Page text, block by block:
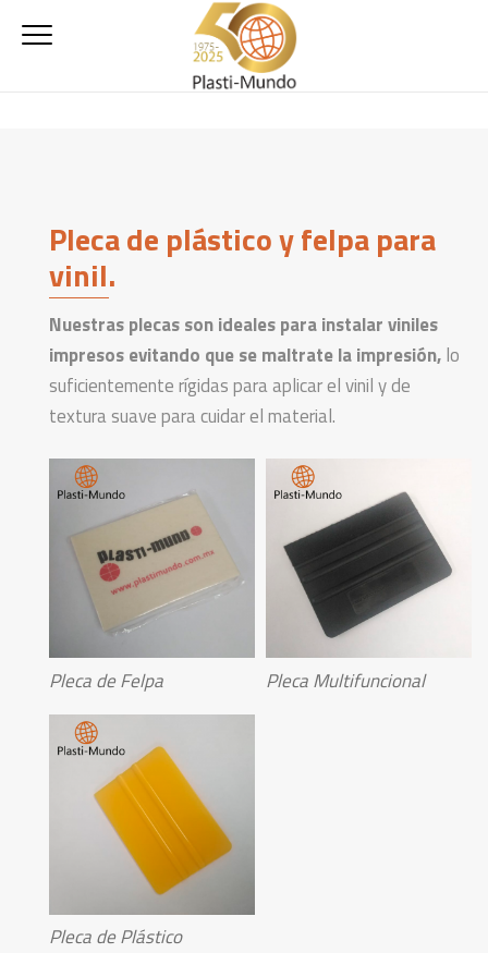
Pleca de plástico y felpa para
vinil.
Nuestras plecas son ideales para instalar viniles
impresos evitando que se maltrate la impresión,lo
suficientemente rígidas para aplicar el vinil y de
textura suave para cuidar el material.
Pleca de Felpa Pleca Multifuncional
Pleca de Plástico